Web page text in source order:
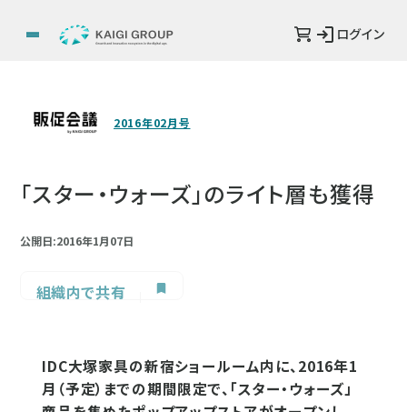
ログイン
2016年02月号
「スター・ウォーズ」のライト層も獲得
公開日:2016年1月07日
組織内で共有
IDC大塚家具の新宿ショールーム内に、2016年1
月（予定）までの期間限定で、「スター・ウォーズ」